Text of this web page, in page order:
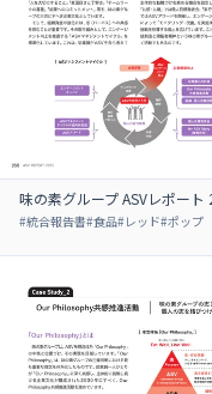
味の素グループ ASVレポー
#統合報告書#食品#レッド#ポップ